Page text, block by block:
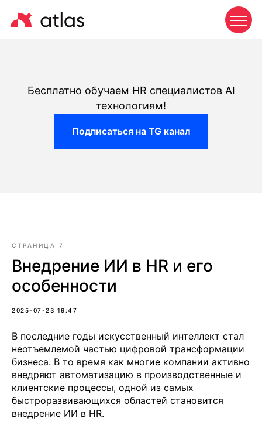
Бесплатно обучаем HR специалистов AI
технологиям!
Подписаться на TG канал
СТРАНИЦА 7
Внедрение ИИ в HR и его
особенности
2025-07-23 19:47
В последние годы искусственный интеллект стал
неотъемлемой частью цифровой трансформации
бизнеса. В то время как многие компании активно
внедряют автоматизацию в производственные и
клиентские процессы, одной из самых
быстроразвивающихся областей становится
внедрение ИИ в HR.